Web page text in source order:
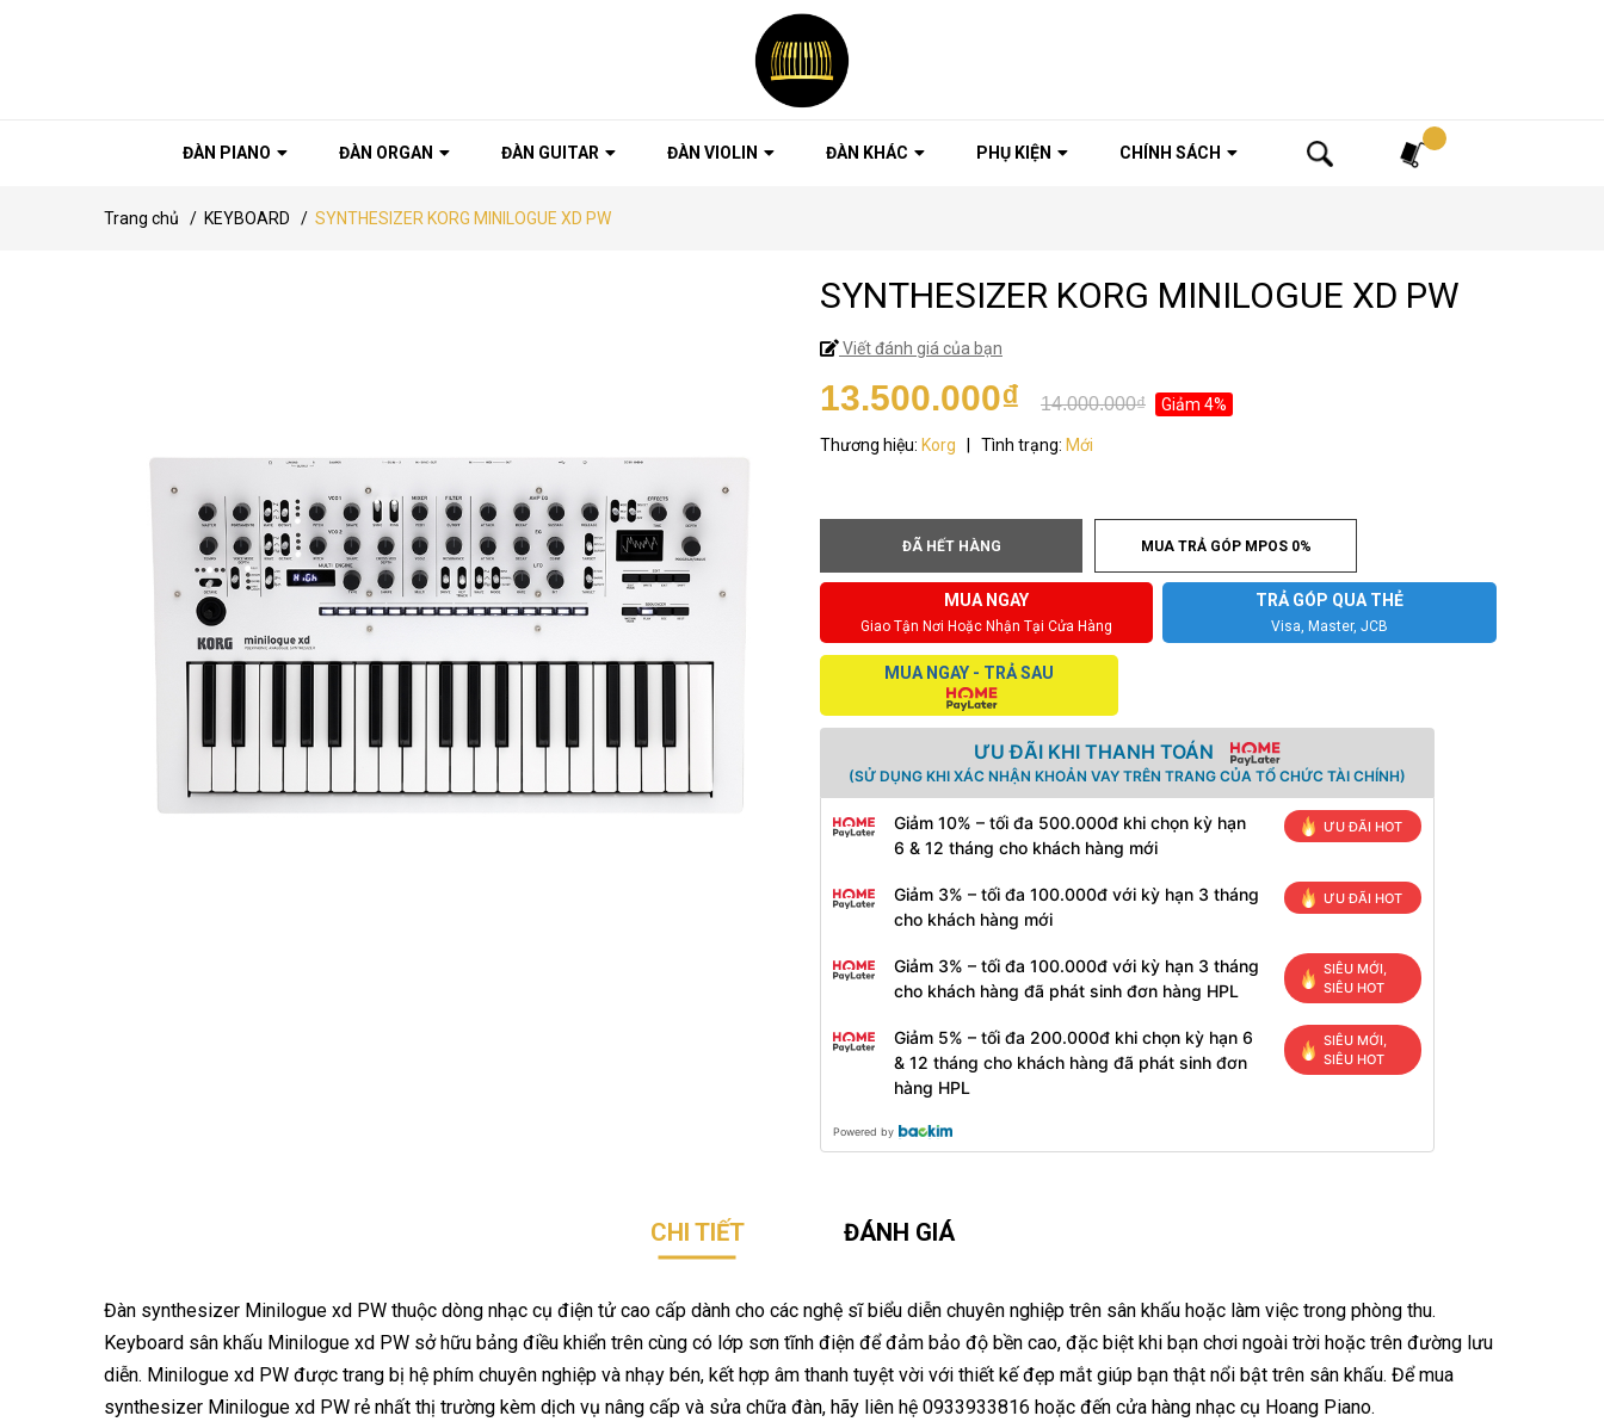
ĐÀN PIANO ĐÀN ORGAN ĐÀN GUITAR ĐÀN VIOLIN ĐÀN KHÁC PHỤ KIỆN CHÍNH SÁCH
Trang chủ / KEYBOARD / SYNTHESIZER KORG MINILOGUE XD PW
SYNTHESIZER KORG MINILOGUE XD PW
Viết đánh giá của bạn
13.500.000₫ 14.000.000₫ Giảm 4%
Thương hiệu: Korg Tình trạng: Mới
ĐÃ HẾT HÀNG MUA TRẢ GÓP MPOS 0%
MUA NGAY
Giao Tận Nơi Hoặc Nhận Tại Cửa Hàng
TRẢ GÓP QUA THẺ
Visa, Master, JCB
MUA NGAY - TRẢ SAU
ƯU ĐÃI KHI THANH TOÁN
(SỬ DỤNG KHI XÁC NHẬN KHOẢN VAY TRÊN TRANG CỦA TỔ CHỨC TÀI CHÍNH)
Giảm 10% – tối đa 500.000đ khi chọn kỳ hạn
6 & 12 tháng cho khách hàng mới
ƯU ĐÃI HOT
Giảm 3% – tối đa 100.000đ với kỳ hạn 3 tháng
cho khách hàng mới
ƯU ĐÃI HOT
Giảm 3% – tối đa 100.000đ với kỳ hạn 3 tháng
cho khách hàng đã phát sinh đơn hàng HPL
SIÊU MỚI,
SIÊU HOT
Giảm 5% – tối đa 200.000đ khi chọn kỳ hạn 6
& 12 tháng cho khách hàng đã phát sinh đơn
hàng HPL
SIÊU MỚI,
SIÊU HOT
Powered by
CHI TIẾT ĐÁNH GIÁ
Đàn synthesizer Minilogue xd PW thuộc dòng nhạc cụ điện tử cao cấp dành cho các nghệ sĩ biểu diễn chuyên nghiệp trên sân khấu hoặc làm việc trong phòng thu.
Keyboard sân khấu Minilogue xd PW sở hữu bảng điều khiển trên cùng có lớp sơn tĩnh điện để đảm bảo độ bền cao, đặc biệt khi bạn chơi ngoài trời hoặc trên đường lưu
diễn. Minilogue xd PW được trang bị hệ phím chuyên nghiệp và nhạy bén, kết hợp âm thanh tuyệt vời với thiết kế đẹp mắt giúp bạn thật nổi bật trên sân khấu. Để mua
synthesizer Minilogue xd PW rẻ nhất thị trường kèm dịch vụ nâng cấp và sửa chữa đàn, hãy liên hệ 0933933816 hoặc đến cửa hàng nhạc cụ Hoang Piano.